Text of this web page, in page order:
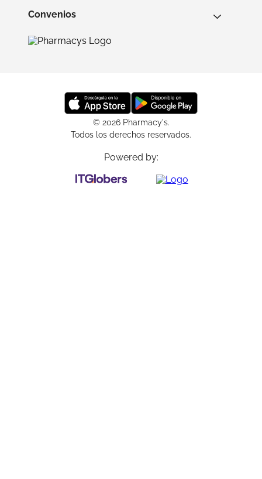
Convenios
© 2026 Pharmacy's.
Todos los derechos reservados.
Powered by: